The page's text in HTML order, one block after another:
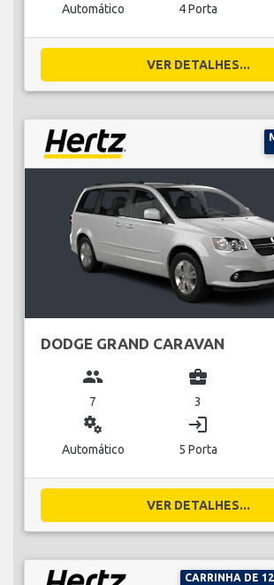
Automático 4 Porta
VER DETALHES...
DODGE GRAND CARAVAN
group
7
business_center
3
miscellaneous_services
Automático
login
5 Porta
VER DETALHES...
CARRINHA DE